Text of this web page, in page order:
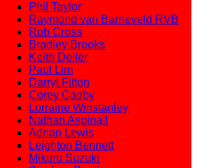
Phil Taylor
Raymond van Barneveld RVB
Rob Cross
Bradley Brooks
Keith Deller
Paul Lim
Darryl Fitton
Corey Cadby
Lorraine Winstanley
Nathan Aspinall
Adrian Lewis
Leighton Bennett
Mikuru Suzuki